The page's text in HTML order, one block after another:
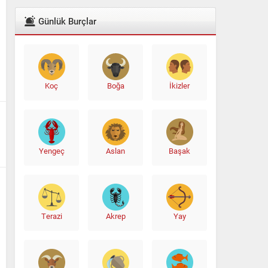
Günlük Burçlar
Koç Boğa İkizler
Yengeç Aslan Başak
Terazi Akrep Yay